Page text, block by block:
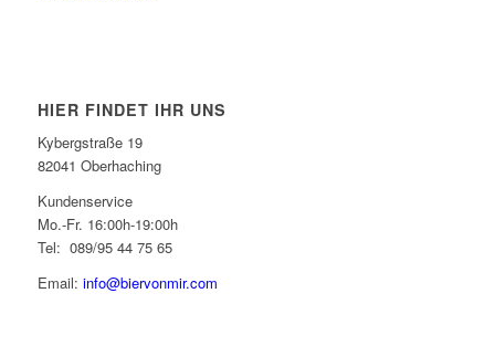
HIER FINDET IHR UNS
Kybergstraße 19
82041 Oberhaching
Kundenservice
Mo.-Fr. 16:00h-19:00h
Tel: 089/95 44 75 65
Email: info@biervonmir.com